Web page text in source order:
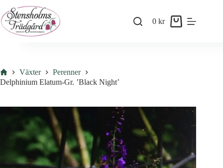
to
content
Shopping
0kr
HemVäxter
Perenner
Delphinium Elatum-Gr. ’Black Night’